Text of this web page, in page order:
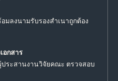
มลงนามรับรองสำเนาถูกต้อง
อกสาร
ประสานงานวิจัยคณะ ตรวจสอบ